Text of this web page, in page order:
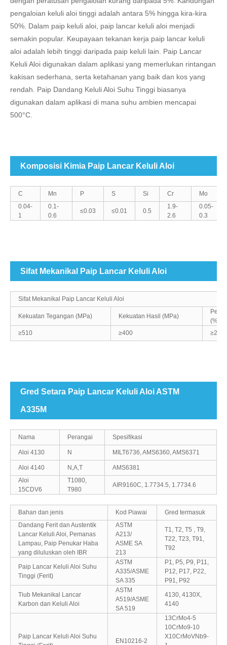
pengaloian keluli aloi tinggi adalah antara 5% hingga kira-kira
50%. Dalam paip keluli aloi, paip lancar keluli aloi menjadi
semakin popular. Keupayaan tekanan kerja paip lancar keluli
aloi adalah lebih tinggi daripada paip keluli lain. Paip Lancar
Keluli Aloi digunakan dalam aplikasi yang memerlukan rintangan
kakisan sederhana, serta ketahanan yang baik dan kos yang
rendah. Paip Dandang Keluli Aloi Suhu Tinggi biasanya
digunakan dalam aplikasi di mana suhu ambien mencapai
500°C.
Komposisi Kimia Paip Lancar Keluli Aloi
C Mn P S Si Cr
Mo
0.04-
1
0.1-
0.6
≤0.03 ≤0.01 0.5
1.9-
2.6
0.05-
0.3
Sifat Mekanikal Paip Lancar Keluli Aloi
Sifat Mekanikal Paip Lancar Keluli Aloi
Kekuatan Tegangan (MPa) Kekuatan Hasil (MPa)
(%)
≥510
≥400 ≥20
Gred Setara Paip Lancar Keluli Aloi ASTM
A335M
Nama Perangai Spesifikasi
Aloi 4130 N MILT6736, AMS6360, AMS6371
Aloi 4140 N,A,T
AMS6381
Aloi
15CDV6
T1080,
T980
AIR9160C, 1.7734.5, 1.7734.6
Bahan dan jenis Kod Piawai
Gred termasuk
Dandang Ferit dan Austentik
Lancar Keluli Aloi, Pemanas
Lampau, Paip Penukar Haba
yang diluluskan oleh IBR
ASTM
A213/
ASME SA
213
T1, T2, T5 , T9,
T22, T23, T91,
T92
Paip Lancar Keluli Aloi Suhu
Tinggi (Ferit)
ASTM
A335/ASME
SA 335
P1, P5, P9, P11,
P12, P17, P22,
P91, P92
Tiub Mekanikal Lancar
Karbon dan Keluli Aloi
ASTM
A519/ASME
SA 519
4130, 4130X,
4140
Paip Lancar Keluli Aloi Suhu
EN10216-2
13CrMo4-5
10CrMo9-10
X10CrMoVNb9-